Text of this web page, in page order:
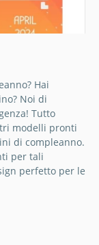
in
creare una
Hai
Noi di
Tutto
modelli pronti
di compleanno.
per tali
perfetto per le